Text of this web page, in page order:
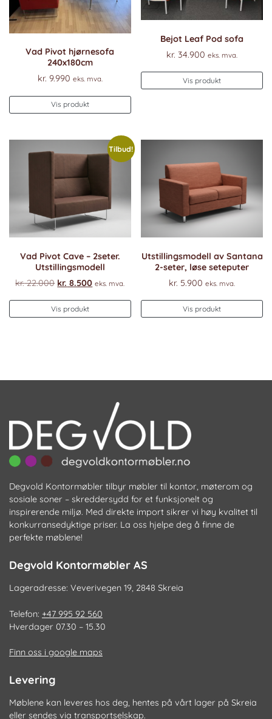
Vad Pivot hjørnesofa
240x180cm
kr. 9.990 eks. mva.
Vis produkt
Bejot Leaf Pod sofa
kr. 34.900 eks. mva.
Vis produkt
Tilbud!
Vad Pivot Cave – 2seter.
Utstillingsmodell
kr.22.000 Opprinnelig
var:
kr. 22.000.
kr. 8.500Nåværende
kr. 8.500.
eks. mva.
Vis produkt
Utstillingsmodell av Santana
2-seter, løse seteputer
kr. 5.900 eks. mva.
Vis produkt
Degvold Kontormøbler tilbyr møbler til kontor, møterom og
sosiale soner – skreddersydd for et funksjonelt og
inspirerende miljø. Med direkte import sikrer vi høy kvalitet til
konkurransedyktige priser. La oss hjelpe deg å finne de
perfekte møblene!
Degvold Kontormøbler AS
Lageradresse: Veverivegen 19, 2848 Skreia
Telefon: +47 995 92 560
Hverdager 07.30 – 15.30
Finn oss i google maps
Levering
Møblene kan leveres hos deg, hentes på vårt lager på Skreia
eller sendes via transportselskap.